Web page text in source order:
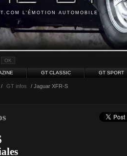
L'ÉMOTION AUTOMOBILE
GT CLASSIC GT SPORT
/ GT infos / Jaguar XFR-S